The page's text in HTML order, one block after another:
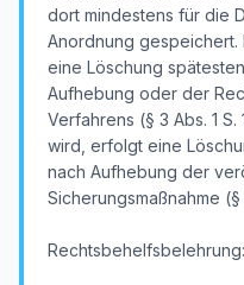
dort mindestens für die
Anordnung gespeichert.
eine Löschung
Aufhebung oder der
Verfahrens (§ 3 Abs. 1
wird, erfolgt eine
nach Aufhebung der
Sicherungsmaßnahme (§
Rechtsbehelfsbelehrung: